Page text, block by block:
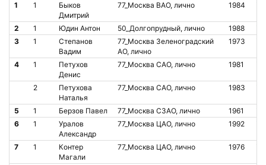
1
1
Быков
Дмитрий
77_Москва ВАО, лично 1984
2 1 Юдин Антон 50_Долгопрудный, лично 1988
3 1
Степанов
Вадим
77_Москва Зеленоградский
АО, лично
1973
4 1
Петухов
Денис
77_Москва САО, лично 1981
2
Петухова
Наталья
77_Москва САО, лично 1983
5 1 Берзов Павел 77_Москва СЗАО, лично 1961
6 1
Уралов
Александр
77_Москва ЦАО, лично 1992
7 1
Контер
Магали
77_Москва ЦАО, лично 1976